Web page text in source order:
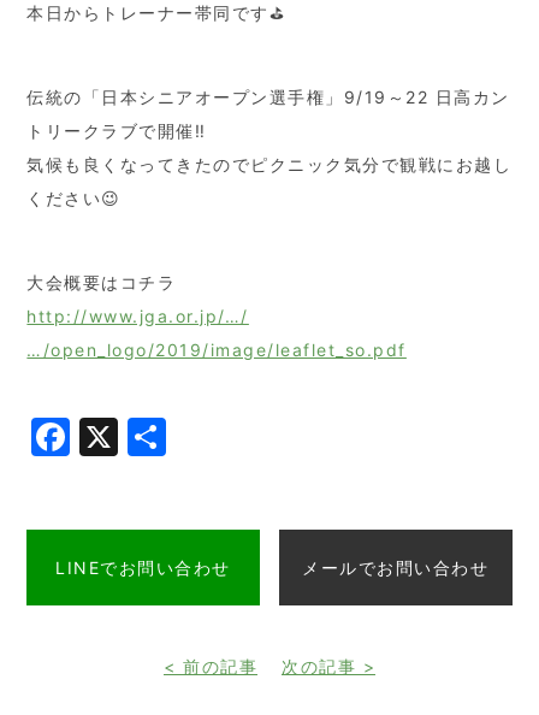
本日からトレーナー帯同です⛳️
伝統の「日本シニアオープン選手権」9/19～22 日高カン
トリークラブで開催‼️
気候も良くなってきたのでピクニック気分で観戦にお越し
ください😉
大会概要はコチラ
http://www.jga.or.jp/…/
…/open_logo/2019/image/leaflet_so.pdf
Facebook
X
LINEでお問い合わせ メールでお問い合わせ
< 前の記事 次の記事 >